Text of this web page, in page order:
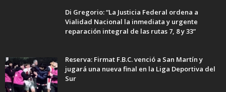
Di Gregorio: “La Justicia Federal ordena a
Vialidad Nacional la inmediata y urgente
reparación integral de las rutas 7, 8 y 33”
Reserva: Firmat F.B.C. venció a San Martín y
jugará una nueva final en la Liga Deportiva del
Sur